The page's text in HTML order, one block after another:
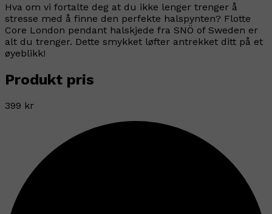
Hva om vi fortalte deg at du ikke lenger trenger å
stresse med å finne den perfekte halspynten? Flotte
Core London pendant halskjede fra SNÖ of Sweden er
alt du trenger. Dette smykket løfter antrekket ditt på et
øyeblikk!
Produkt pris
399 kr